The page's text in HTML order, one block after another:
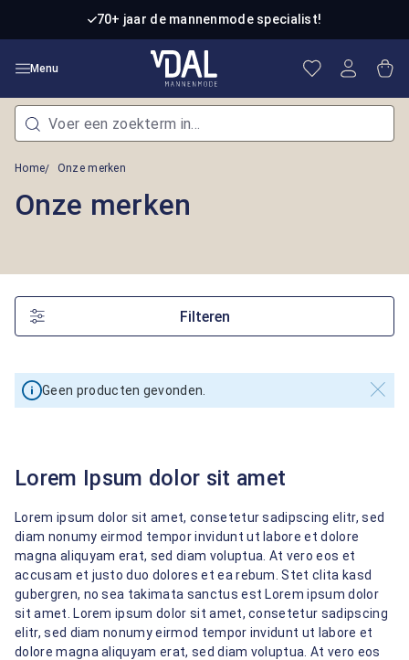
Ga naar de hoofdinhoud70+ jaar de mannenmode specialist!
Menu Je hebt 0
Home Onze merken
Onze merken
Filteren
Geen producten gevonden.
Lorem Ipsum dolor sit amet
Lorem ipsum dolor sit amet, consetetur sadipscing elitr, sed
diam nonumy eirmod tempor invidunt ut labore et dolore
magna aliquyam erat, sed diam voluptua. At vero eos et
accusam et justo duo dolores et ea rebum. Stet clita kasd
gubergren, no sea takimata sanctus est Lorem ipsum dolor
sit amet. Lorem ipsum dolor sit amet, consetetur sadipscing
elitr, sed diam nonumy eirmod tempor invidunt ut labore et
dolore magna aliquyam erat, sed diam voluptua. At vero eos